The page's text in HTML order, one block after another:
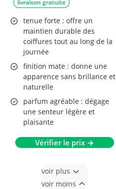
livraison gratuite
tenue forte : offre un
maintien durable des
coiffures tout au long de la
journée
finition mate : donne une
apparence sans brillance et
naturelle
parfum agréable : dégage
une senteur légère et
plaisante
Vérifier le prix →
voir plus
voir moins